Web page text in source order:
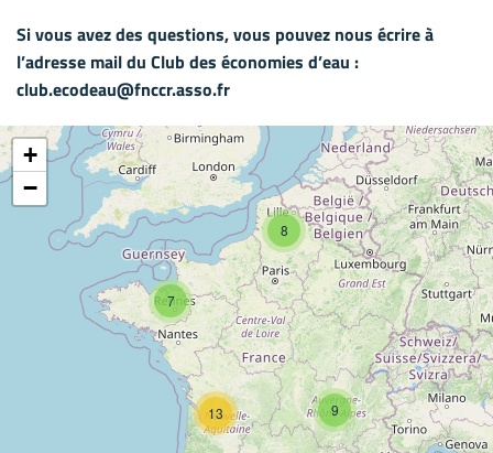
Si vous avez des questions, vous pouvez nous écrire à
l’adresse mail du Club des économies d’eau :
club.ecodeau@fnccr.asso.fr
9
7
8
13
+
−